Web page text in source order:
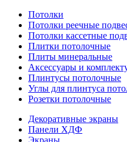
Потолки
Потолки реечные
Потолки кассетные
Плитки потолочные
Плиты минеральные
Аксессуары и
Плинтусы потолочные
Углы для плинтуса
Розетки потолочные
Декоративные экраны
Панели ХДФ
Экраны